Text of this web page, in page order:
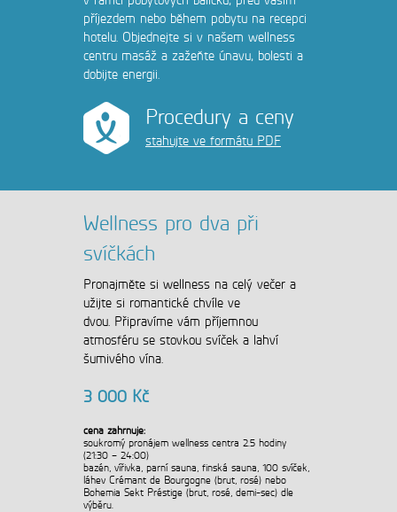
příjezdem nebo během pobytu na recepci
hotelu. Objednejte si v našem wellness
centru masáž a zažeňte únavu, bolesti a
dobijte energii.
Procedury a ceny
stahujte ve formátu PDF
Wellness pro dva při
svíčkách
Pronajměte si wellness na celý večer a
užijte si romantické chvíle ve
dvou. Připravíme vám příjemnou
atmosféru se stovkou svíček a lahví
šumivého vína.
3 000 Kč
cena zahrnuje:
soukromý pronájem wellness centra 2.5 hodiny
(21:30 – 24:00)
bazén, vířivka, parní sauna, finská sauna, 100 svíček,
láhev Crémant de Bourgogne (brut, rosé) nebo
Bohemia Sekt Préstige (brut, rosé, demi-sec) dle
výběru.